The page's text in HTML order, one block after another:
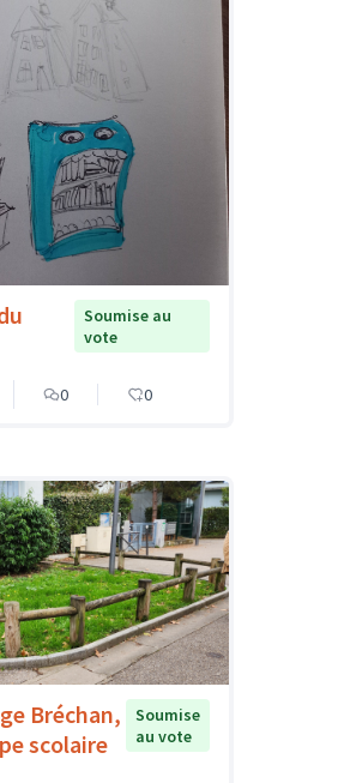
Soumise au
vote
0 0
Bréchan,
scolaire
Soumise
au vote